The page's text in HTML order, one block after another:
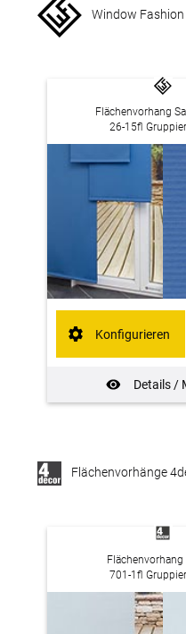
Window
Flächenvorhang
26-15fl
Details /
Konfigurieren
Flächenvorhänge
Flächenvorhang
701-1fl